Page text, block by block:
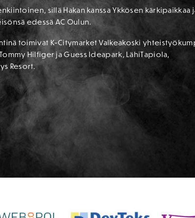
sillä Hakan kanssa Ykkösen kärkipaikkaa
edessä AC Oulun.
toimivat K-Citymarket Valkeakoski
Hilfiger ja Guess Ideapark, LähiTapiola,
Resort.